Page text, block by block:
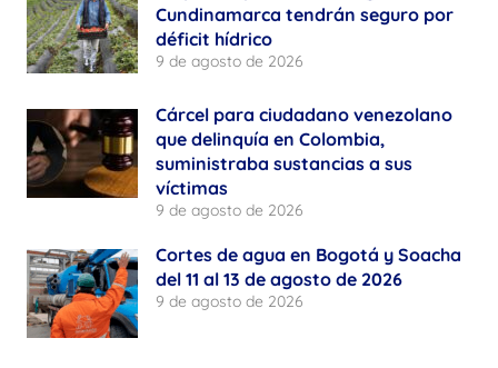
Cundinamarca tendrán seguro por
déficit hídrico
9 de agosto de 2026
Cárcel para ciudadano venezolano
que delinquía en Colombia,
suministraba sustancias a sus
víctimas
9 de agosto de 2026
Cortes de agua en Bogotá y Soacha
del 11 al 13 de agosto de 2026
9 de agosto de 2026